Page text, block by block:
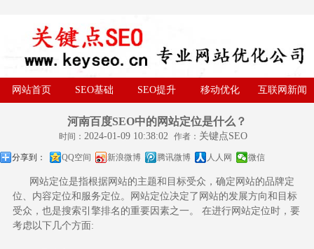
网站首页 SEO基础 SEO提升 移动优化 互联网新闻
河南百度SEO中的网站定位是什么？
时间： 2024-01-09 10:38:02 作者： 关键点SEO
分享到： QQ空间 新浪微博 腾讯微博 人人网 微信
网站定位是指根据网站的主题和目标受众，确定网站的品牌定
位、内容定位和服务定位。网站定位决定了网站的发展方向和目标
受众，也是搜索引擎排名的重要因素之一。 在进行网站定位时，要
考虑以下几个方面: